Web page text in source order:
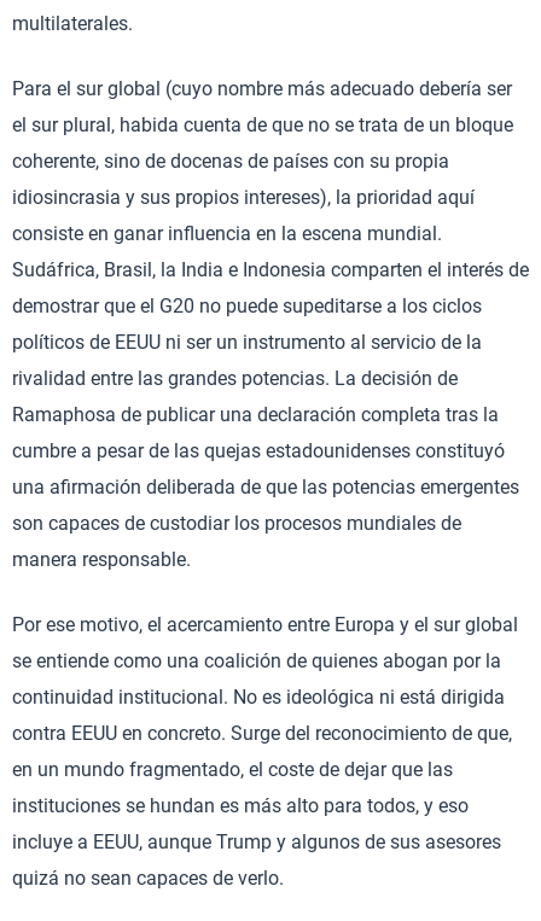
multilaterales.
Para el sur global (cuyo nombre más adecuado debería ser
el sur plural, habida cuenta de que no se trata de un bloque
coherente, sino de docenas de países con su propia
idiosincrasia y sus propios intereses), la prioridad aquí
consiste en ganar influencia en la escena mundial.
Sudáfrica, Brasil, la India e Indonesia comparten el interés de
demostrar que el G20 no puede supeditarse a los ciclos
políticos de EEUU ni ser un instrumento al servicio de la
rivalidad entre las grandes potencias. La decisión de
Ramaphosa de publicar una declaración completa tras la
cumbre a pesar de las quejas estadounidenses constituyó
una afirmación deliberada de que las potencias emergentes
son capaces de custodiar los procesos mundiales de
manera responsable.
Por ese motivo, el acercamiento entre Europa y el sur global
se entiende como una coalición de quienes abogan por la
continuidad institucional. No es ideológica ni está dirigida
contra EEUU en concreto. Surge del reconocimiento de que,
en un mundo fragmentado, el coste de dejar que las
instituciones se hundan es más alto para todos, y eso
incluye a EEUU, aunque Trump y algunos de sus asesores
quizá no sean capaces de verlo.